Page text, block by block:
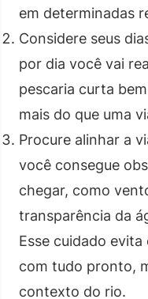
em determinadas
Considere seus
por dia você vai
pescaria curta
mais do que uma
Procure alinhar a
você consegue
chegar, como
transparência da
Esse cuidado
com tudo pronto,
contexto do rio.